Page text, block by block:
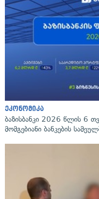
ეკონომიკა
ბაზისბანკი 2026 წლის 6
მომგებიანი ბანკების